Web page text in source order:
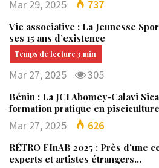
Mar 29, 2025 737
Vie associative : La Jeunesse
ses 15 ans d’existence
Mar 27, 2025 305
Bénin : La JCI Abomey-Calavi
formation pratique en
Mar 27, 2025 626
RÉTRO FInAB 2025 : Près d’une
experts et artistes étrangers…